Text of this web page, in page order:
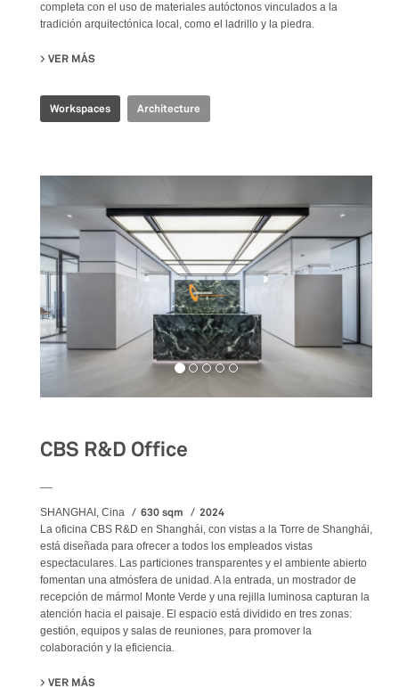
completa con el uso de materiales autóctonos vinculados a la
tradición arquitectónica local, como el ladrillo y la piedra.
VER MÁS
Workspaces Architecture
CBS R&D Office
SHANGHAI, Cina 630 sqm 2024
La oficina CBS R&D en Shanghái, con vistas a la Torre de Shanghái,
está diseñada para ofrecer a todos los empleados vistas
espectaculares. Las particiones transparentes y el ambiente abierto
fomentan una atmósfera de unidad. A la entrada, un mostrador de
recepción de mármol Monte Verde y una rejilla luminosa capturan la
atención hacia el paisaje. El espacio está dividido en tres zonas:
gestión, equipos y salas de reuniones, para promover la
colaboración y la eficiencia.
VER MÁS